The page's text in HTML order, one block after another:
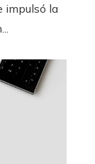
impulsó la